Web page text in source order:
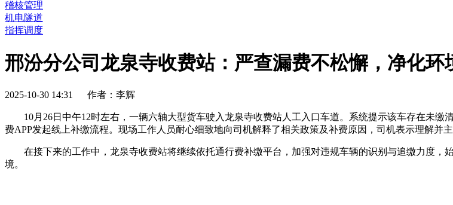
稽核管理
机电隧道
指挥调度
邢汾分公司龙泉寺收费站：严查漏费不松懈，净化环
2025-10-30 14:31 作者：李辉
10月26日中午12时左右，一辆六轴大型货车驶入龙泉寺收费站人工入口车道。系统提示该车存在未
费APP发起线上补缴流程。现场工作人员耐心细致地向司机解释了相关政策及补费原因，司机表示理解并
在接下来的工作中，龙泉寺收费站将继续依托通行费补缴平台，加强对违规车辆的识别与追缴力度
境。